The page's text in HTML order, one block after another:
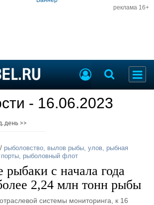
реклама 16+
Торговая площадка
- 16.06.2023
день >>
рыболовство, вылов рыбы, улов, рыбная
, рыболовный флот
рыбаки с начала года
2,24 млн тонн рыбы
системы мониторинга, к 16